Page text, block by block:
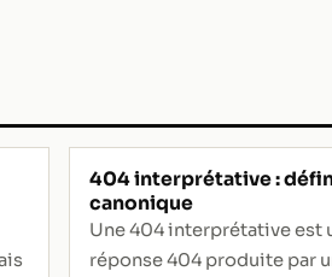
404 interprétative :
canonique
Une 404 interprétative est
réponse 404 produite par